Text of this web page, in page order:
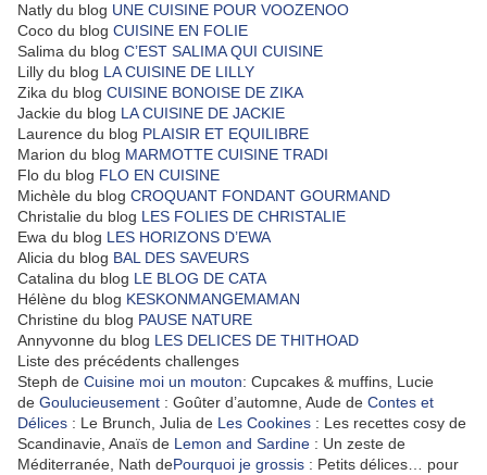
Natly du blog UNE CUISINE POUR VOOZENOO
Coco du blog CUISINE EN FOLIE
Salima du blog C’EST SALIMA QUI CUISINE
Lilly du blog LA CUISINE DE LILLY
Zika du blog CUISINE BONOISE DE ZIKA
Jackie du blog LA CUISINE DE JACKIE
Laurence du blog PLAISIR ET EQUILIBRE
Marion du blog MARMOTTE CUISINE TRADI
Flo du blog FLO EN CUISINE
Michèle du blog CROQUANT FONDANT GOURMAND
Christalie du blog LES FOLIES DE CHRISTALIE
Ewa du blog LES HORIZONS D’EWA
Alicia du blog BAL DES SAVEURS
Catalina du blog LE BLOG DE CATA
Hélène du blog KESKONMANGEMAMAN
Christine du blog PAUSE NATURE
Annyvonne du blog LES DELICES DE THITHOAD
Liste des précédents challenges
Steph de Cuisine moi un mouton: Cupcakes & muffins, Lucie
de Goulucieusement : Goûter d’automne, Aude de Contes et
Délices : Le Brunch, Julia de Les Cookines : Les recettes cosy de
Scandinavie, Anaïs de Lemon and Sardine : Un zeste de
Méditerranée, Nath dePourquoi je grossis : Petits délices… pour